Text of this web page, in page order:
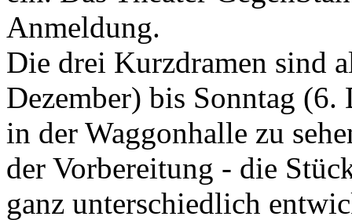
Anmeldung.
Die drei Kurzdramen sind
Dezember) bis Sonntag
in der Waggonhalle zu
der Vorbereitung - die
ganz unterschiedlich